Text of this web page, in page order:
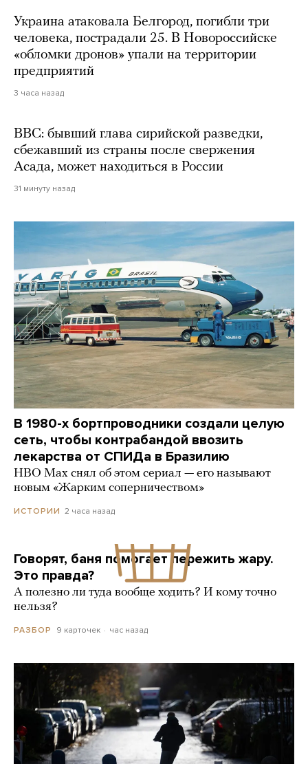
Украина атаковала Белгород, погибли три
человека, пострадали 25. В Новороссийске
«обломки дронов» упали на территории
предприятий
3 часа назад
BBC: бывший глава сирийской разведки,
сбежавший из страны после свержения
Асада, может находиться в России
31 минуту назад
В 1980-х бортпроводники создали целую
сеть, чтобы контрабандой ввозить
лекарства от СПИДа в Бразилию
HBO Max снял об этом сериал — его называют
новым «Жарким соперничеством»
ИСТОРИИ 2 часа назад
Говорят, баня помогает пережить жару.
Это правда?
А полезно ли туда вообще ходить? И кому точно
нельзя?
РАЗБОР 9 карточек час назад